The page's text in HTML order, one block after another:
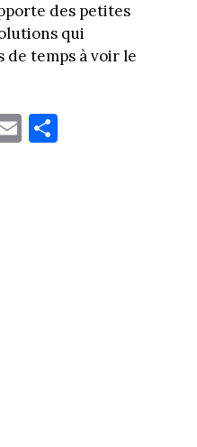
des petites
qui
temps à voir le
E
m
Pa